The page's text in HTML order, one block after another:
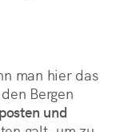
man hier das
Bergen
und